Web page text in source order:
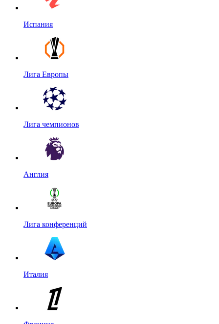
Испания
Лига Европы
Лига чемпионов
Англия
Лига конференций
Италия